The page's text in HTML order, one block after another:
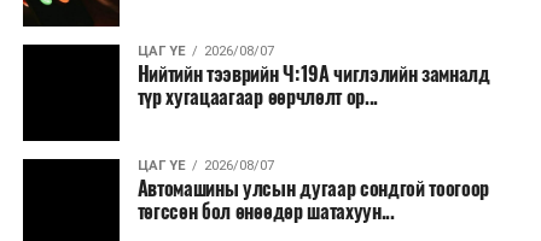
өрсөлдөөнийг бий болгох боломжтой гэж үзжээ.
Иргэд агуулах, үйлдвэрээс махаа шууд худалдан авах,
малчид системээр дамжуулан бүтээгдэхүүнээ
Түүнчлэн түлш, улаанбуудай, хүнсний ногооны нөөц
бүрдүүлэх зоорь, агуулах барих аж ахуйн нэгжүүдэд
ЦАГ ҮЕ 2026/08/07
Нийтийн тээврийн Ч:19А чиглэлийн замналд
түр хугацаагаар өөрчлөлт ор...
ЦАГ ҮЕ 2026/08/07
Автомашины улсын дугаар сондгой тоогоор
төгссөн бол өнөөдөр шатахуун...